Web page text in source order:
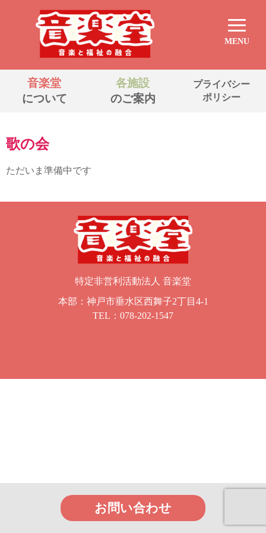
MENU
音楽堂
について
各施設
のご案内
プライバシー
ポリシー
お問い合わせ
歌の会
ただいま準備中です
特定非営利活動法人 音楽堂
本部：神戸市垂水区西舞子2丁目4-1
TEL： 078-202-1547